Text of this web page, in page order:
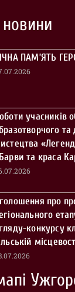
новини
ПАМ’ЯТЬ
учасників
та краса
про
конкурсу